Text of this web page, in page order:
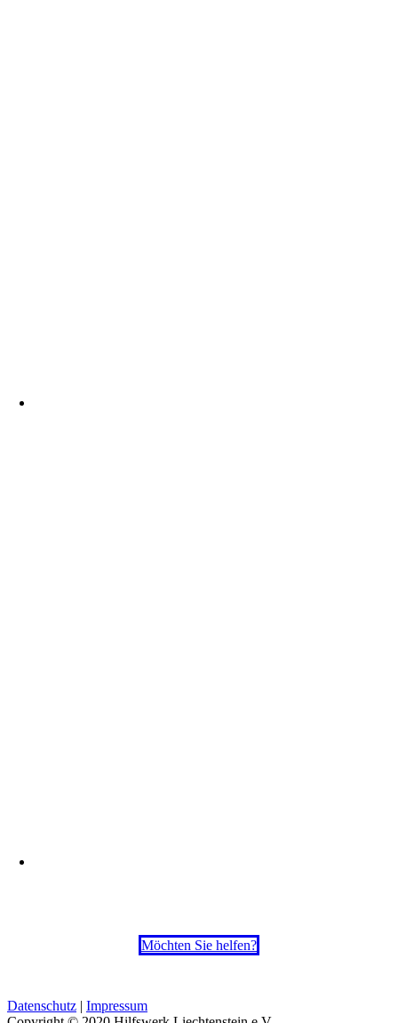
Möchten Sie helfen?
Datenschutz | Impressum